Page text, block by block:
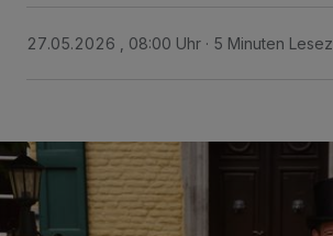
27.05.2026 , 08:00 Uhr 5 Minuten